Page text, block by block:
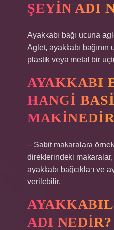
ŞEYIN ADI
Ayakkabı bağı ucuna
Aglet, ayakkabı bağının
plastik veya metal bir
AYAKKABI
HANGI
– Sabit makaralara
direklerindeki makaralar,
ayakkabı bağcıkları ve
verilebilir.
ADI NEDIR?